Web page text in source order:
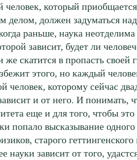
человек, который
делом, должен задуматься
раньше, наука
зависит, будет ли
же скатится в пропасть своей
этого, но каждый
человек, которому сейчас
и от него. И понимать,
еще и для того, чтобы это
попало высказывание
старого
науки зависит от того,